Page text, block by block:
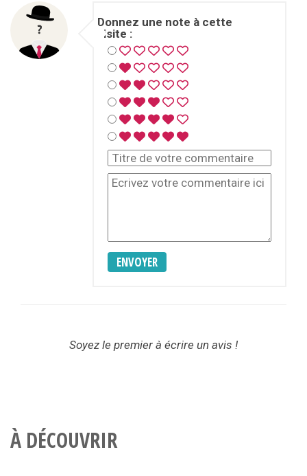
Donnez une note à cette
visite :
ENVOYER
Soyez le premier à écrire un avis !
À DÉCOUVRIR